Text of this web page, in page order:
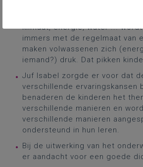
klimaat, energie, water ...
immers met de regelmaat van
maken volwassenen zich
iemand?) druk. Dat pikken
Juf Isabel zorgde er voor dat
verschillende ervaringskansen
benaderen de kinderen het
verschillende manieren en
verschillende manieren
ondersteund in hun leren.
Bij de uitwerking van het
er aandacht voor een goede